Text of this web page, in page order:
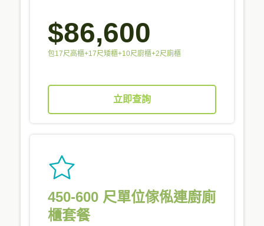
$86,600
包17尺高櫃+17尺矮櫃+10尺廚櫃+2尺廁櫃
立即查詢
450-600 尺單位傢俬連廚廁
櫃套餐